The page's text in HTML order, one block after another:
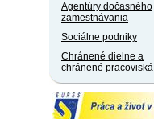
Agentúry dočasného
zamestnávania
Sociálne podniky
Chránené dielne a
chránené pracoviská